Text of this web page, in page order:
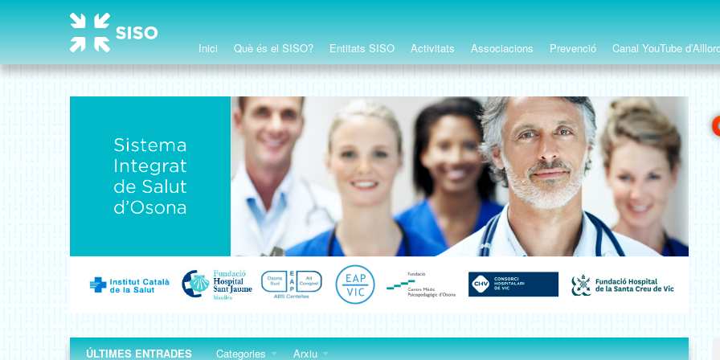
Inici Què és el SISO? Entitats SISO Activitats Associacions Prevenció Canal YouTube
ÚLTIMES ENTRADES Categories Arxiu